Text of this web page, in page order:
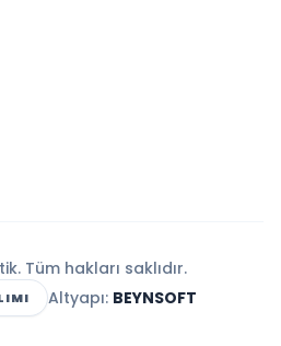
Tüm hakları saklıdır.
Altyapı: BEYNSOFT